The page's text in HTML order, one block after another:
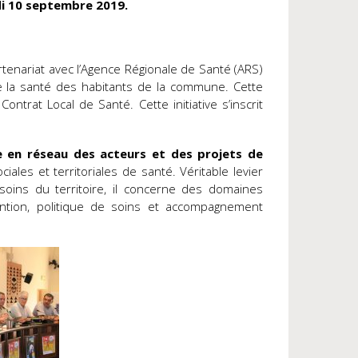
10 septembre 2019.
avec l’Agence Régionale de Santé (ARS)
la santé des habitants de la commune. Cette
Local de Santé. Cette initiative s’inscrit
en réseau des acteurs et des projets de
et territoriales de santé. Véritable levier
du territoire, il concerne des domaines
politique de soins et accompagnement